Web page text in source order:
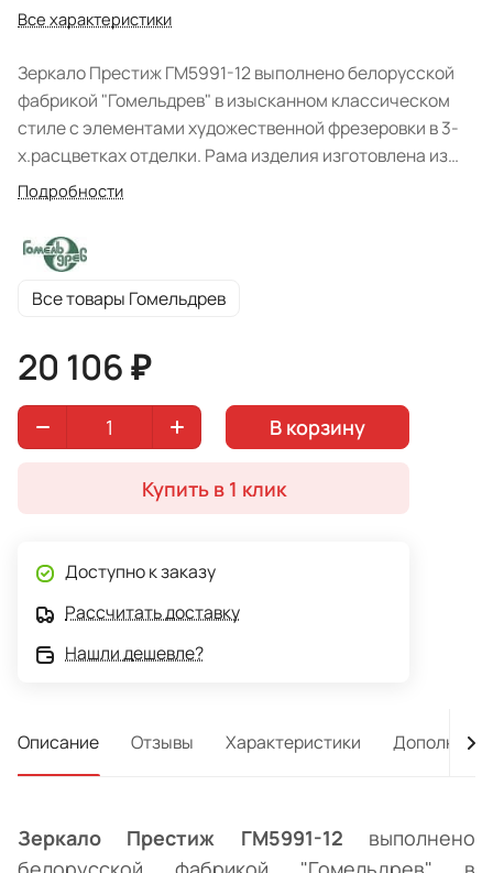
Все характеристики
Зеркало Престиж ГМ5991-12 выполнено белорусской
фабрикой "Гомельдрев" в изысканном классическом
стиле с элементами художественной фрезеровки в 3-
х.расцветках отделки. Рама изделия изготовлена из
натурального массива березы, великолепно дополнит
Подробности
Все товары Гомельдрев
20 106 ₽
В корзину
Купить в 1 клик
Доступно к заказу
Рассчитать доставку
Нашли дешевле?
Описание Отзывы Характеристики
Зеркало Престиж ГМ5991-12 выполнено